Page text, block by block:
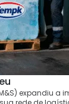
expandiu a